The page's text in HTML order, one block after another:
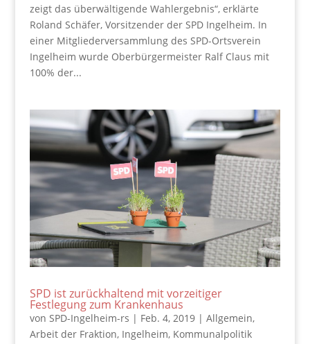
zeigt das überwältigende Wahlergebnis“, erklärte
Roland Schäfer, Vorsitzender der SPD Ingelheim. In
einer Mitgliederversammlung des SPD-Ortsverein
Ingelheim wurde Oberbürgermeister Ralf Claus mit
100% der...
SPD ist zurückhaltend mit vorzeitiger
Festlegung zum Krankenhaus
von SPD-Ingelheim-rs | Feb. 4, 2019| Allgemein,
Arbeit der Fraktion, Ingelheim, Kommunalpolitik